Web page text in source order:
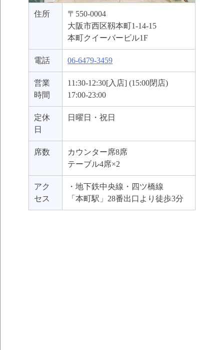
住所
〒550-0004
大阪市西区靱本町1-14-15
本町クイーバービル1F
電話 06-6479-3459
営業
時間
11:30-12:30[入店] (15:00閉店)
17:00-23:00
定休
日
日曜日・祝日
席数
カウンター席8席
テーブル4席×2
アク
セス
・地下鉄中央線・四ツ橋線
「本町駅」28番出口より徒歩3分